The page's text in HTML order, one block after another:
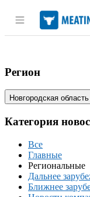
Раздел
Фильтры
Регион
Новгородская область
Категория
Все
Главные
Региональные
Дальнее
Ближнее